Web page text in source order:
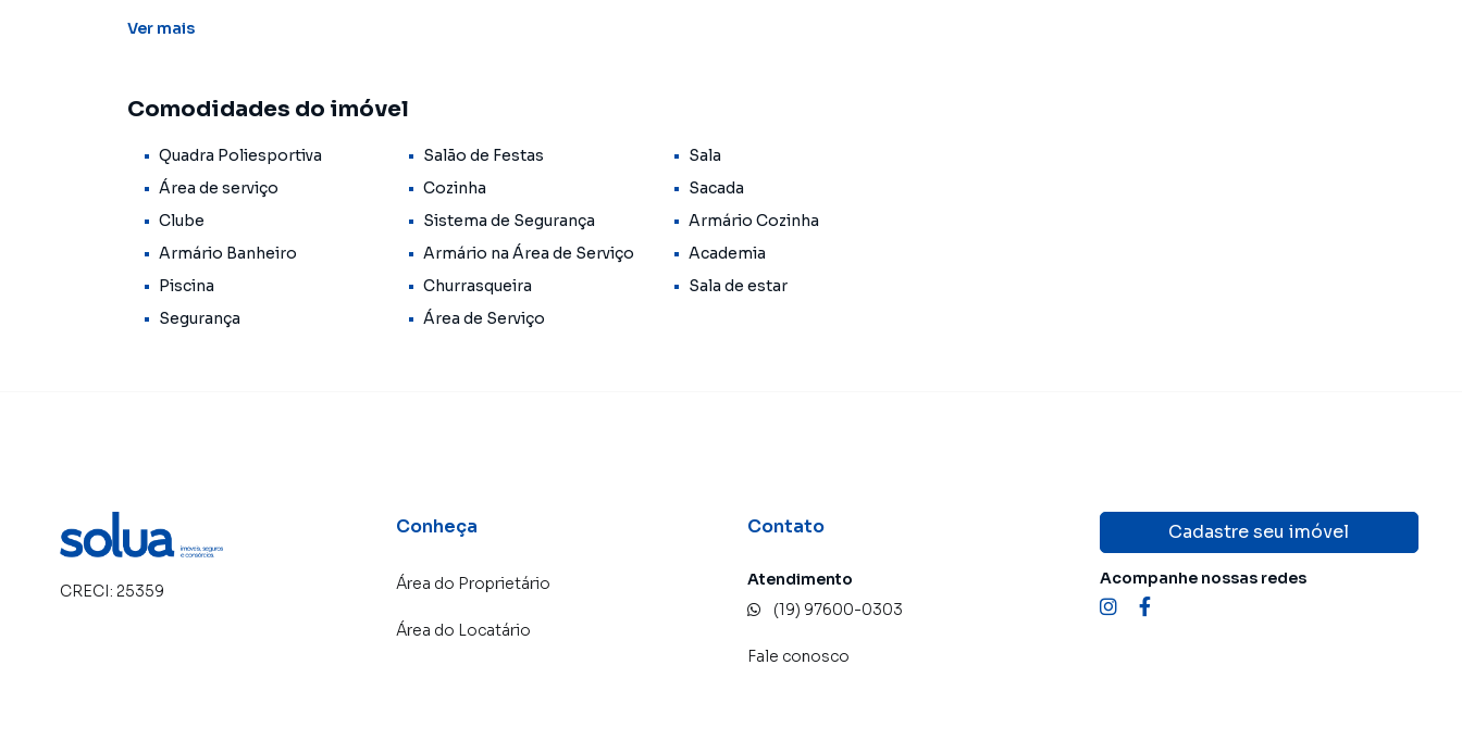
garantindo organização e conforto aos moradores, além de banheiro completo. O imóvel possui ainda
para toda a família, com piscina, quadra poliesportiva, academia, salão de festas e sistema de
de nossos corretores!CRECI 25359J**OBS: Os imóveis constantes neste site, estão sujeitos a sofrer
alterações em seus valores, bem como a disponibilidade. Reservamos o direito de qualquer erro de
digitação
Ver mais
Comodidades do imóvel
Quadra Poliesportiva Salão de Festas
Sala
Área de serviço
Cozinha
Sacada
Clube
Sistema de Segurança
Armário Cozinha
Armário Banheiro
Armário na Área de Serviço
Academia
Piscina
Churrasqueira
Sala de estar
Segurança
Área de Serviço
CRECI: 25359
Conheça
Área do Proprietário
Área do Locatário
Contato
Atendimento
(19) 97600-0303
Fale conosco
Cadastre seu imóvel
Acompanhe nossas redes